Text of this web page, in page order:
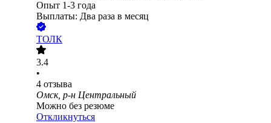
Опыт 1-3 года
Выплаты: Два раза в месяц
ТОЛК
3.4
•
4 отзыва
Омск, р-н Центральный
Можно без резюме
Откликнуться